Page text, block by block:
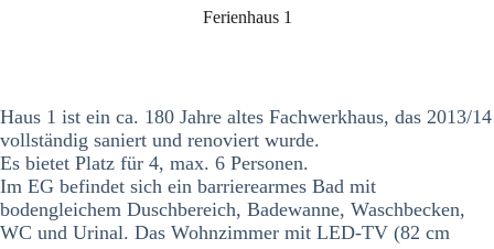
Ferienhaus 1
Haus 1 ist ein ca. 180 Jahre altes Fachwerkhaus, das 2013/14
vollständig saniert und renoviert wurde.
Es bietet Platz für 4, max. 6 Personen.
Im EG befindet sich ein barrierearmes Bad mit
bodengleichem Duschbereich, Badewanne, Waschbecken,
WC und Urinal. Das Wohnzimmer mit LED-TV (82 cm